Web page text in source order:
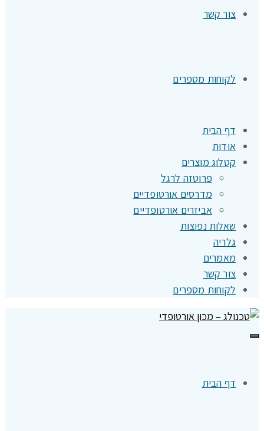
צור קשר
לקוחות מספרים
דף הבית
אודות
קטלוג מוצרים
פרוטזה לרגל
מדרסים אורטופדיים
אביזרים אורטופדיים
שאלות נפוצות
גלריה
מאמרים
צור קשר
לקוחות מספרים
תפריט
דף הבית